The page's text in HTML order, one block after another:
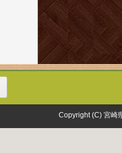
Copyright (C) 宮崎